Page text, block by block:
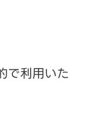
で利用いた